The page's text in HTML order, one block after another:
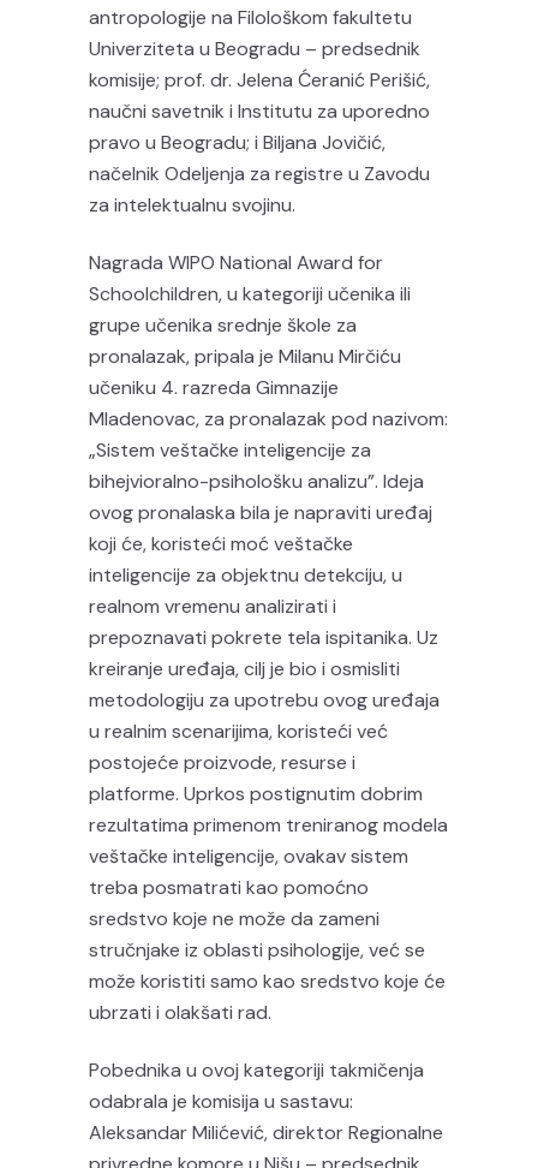
antropologije na Filološkom fakultetu
Univerziteta u Beogradu – predsednik
komisije; prof. dr. Jelena Ćeranić Perišić,
naučni savetnik i Institutu za uporedno
pravo u Beogradu; i Biljana Jovičić,
načelnik Odeljenja za registre u Zavodu
za intelektualnu svojinu.
Nagrada WIPO National Award for
Schoolchildren, u kategoriji učenika ili
grupe učenika srednje škole za
pronalazak, pripala je Milanu Mirčiću
učeniku 4. razreda Gimnazije
Mladenovac, za pronalazak pod nazivom:
„Sistem veštačke inteligencije za
bihejvioralno-psihološku analizu”. Ideja
ovog pronalaska bila je napraviti uređaj
koji će, koristeći moć veštačke
inteligencije za objektnu detekciju, u
realnom vremenu analizirati i
prepoznavati pokrete tela ispitanika. Uz
kreiranje uređaja, cilj je bio i osmisliti
metodologiju za upotrebu ovog uređaja
u realnim scenarijima, koristeći već
postojeće proizvode, resurse i
platforme. Uprkos postignutim dobrim
rezultatima primenom treniranog modela
veštačke inteligencije, ovakav sistem
treba posmatrati kao pomoćno
sredstvo koje ne može da zameni
stručnjake iz oblasti psihologije, već se
može koristiti samo kao sredstvo koje će
ubrzati i olakšati rad.
Pobednika u ovoj kategoriji takmičenja
odabrala je komisija u sastavu:
Aleksandar Milićević, direktor Regionalne